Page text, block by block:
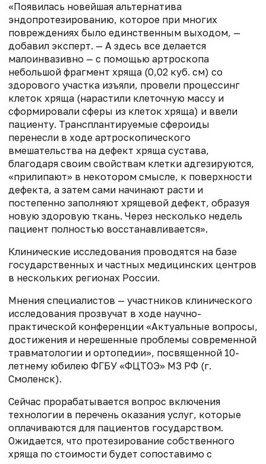
«Появилась новейшая альтернатива
эндопротезированию, которое при многих
повреждениях было единственным выходом, —
добавил эксперт. — А здесь все делается
малоинвазивно — с помощью артроскопа
небольшой фрагмент хряща (0,02 куб. см) со
здорового участка изъяли, провели процессинг
клеток хряща (нарастили клеточную массу и
сформировали сферы из клеток хряща) и ввели
пациенту. Трансплантируемые сфероиды
перенесли в ходе артроскопического
вмешательства на дефект хряща сустава,
благодаря своим свойствам клетки адгезируются,
«прилипают» в некотором смысле, к поверхности
дефекта, а затем сами начинают расти и
постепенно заполняют хрящевой дефект, образуя
новую здоровую ткань. Через несколько недель
пациент полностью восстанавливается».
Клинические исследования проводятся на базе
государственных и частных медицинских центров
в нескольких регионах России.
Мнения специалистов — участников клинического
исследования прозвучат в ходе научно-
практической конференции «Актуальные вопросы,
достижения и нерешенные проблемы современной
травматологии и ортопедии», посвященной 10-
летнему юбилею ФГБУ «ФЦТОЭ» МЗ РФ (г.
Смоленск).
Сейчас прорабатывается вопрос включения
технологии в перечень оказания услуг, которые
оплачиваются для пациентов государством.
Ожидается, что протезирование собственного
хряща по стоимости будет сопоставимо с